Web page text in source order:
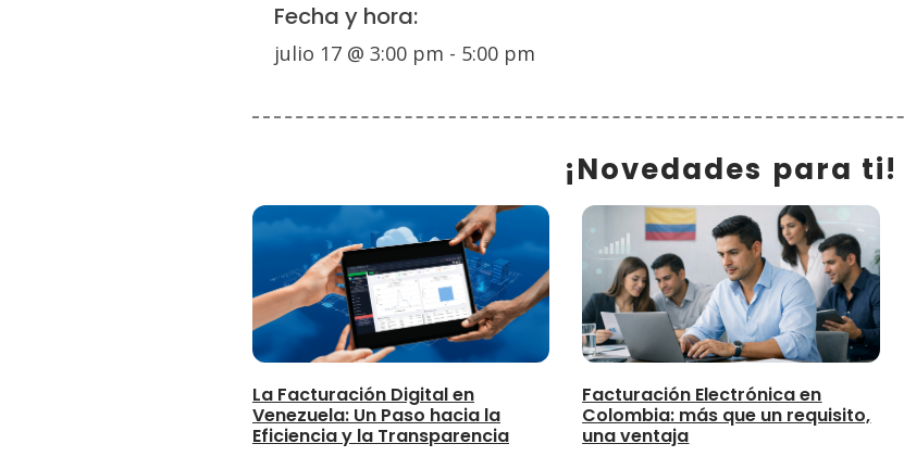
Fecha y hora:
julio 17 @ 3:00 pm - 5:00 pm
¡Novedades para ti!
La Facturación Digital en
Venezuela: Un Paso hacia la
Eficiencia y la Transparencia
Facturación Electrónica en
Colombia: más que un requisito,
una ventaja